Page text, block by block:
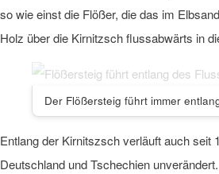
so wie einst die Flößer, die das im
Holz über die Kirnitzsch flussabwärts in
Der Flößersteig führt immer
Entlang der Kirnitszsch verläuft auch seit
Deutschland und Tschechien